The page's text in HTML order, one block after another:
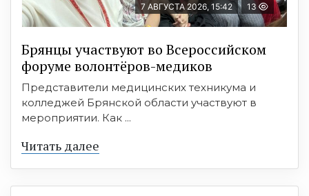
7 АВГУСТА 2026, 15:42 13
Брянцы участвуют во Всероссийском
форуме волонтёров-медиков
Представители медицинских техникума и
колледжей Брянской области участвуют в
мероприятии. Как ...
Читать далее